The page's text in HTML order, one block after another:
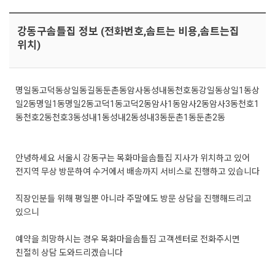
강동구솜틀집 정보 (전화번호,솜트는 비용,솜트는집
위치)
명일동고덕동상일동길동둔촌동암사동성내동천호동강일동상일1동상
일2동명일1동명일2동고덕1동고덕2동암사1동암사2동암사3동천호1
동천호2동천호3동성내1동성내2동성내3동둔촌1동둔촌2동
안녕하세요 서울시 강동구는 목화마을솜틀집 지사가 위치하고 있어
전지역 무상 방문하여 수거에서 배송까지 서비스로 진행하고 있습니다
직장인분들 위해 평일뿐 아니라 주말에도 방문 상담을 진행해드리고
있으니
예약을 희망하시는 경우 목화마을솜틀집 고객센터로 전화주시면
친절히 상담 도와드리겠습니다